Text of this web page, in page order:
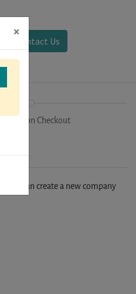
Contact Us
Checkout
you can create a new company
×